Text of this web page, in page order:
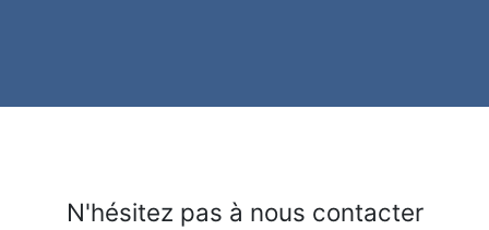
N'hésitez pas à nous contacter